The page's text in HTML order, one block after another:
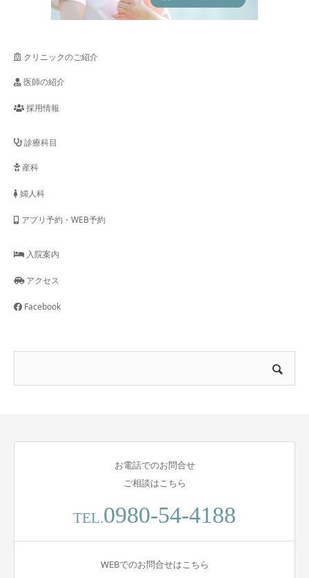
クリニックのご紹介
医師の紹介
採用情報
診療科目
産科
婦人科
アプリ予約・WEB予約
入院案内
アクセス
Facebook
お電話でのお問合せ
ご相談はこちら
TEL.0980-54-4188
WEBでのお問合せはこちら